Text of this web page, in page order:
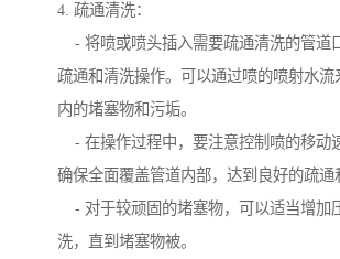
4. 疏通清洗：
- 将喷或喷头插入需要疏通清洗的管道
疏通和清洗操作。可以通过喷的喷射水流
内的堵塞物和污垢。
- 在操作过程中，要注意控制喷的移动
确保全面覆盖管道内部，达到良好的疏通
- 对于较顽固的堵塞物，可以适当增加
洗，直到堵塞物被。